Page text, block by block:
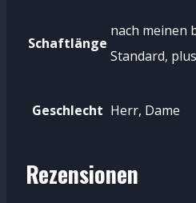
Schaftlänge
nach meinen
Standard,
Geschlecht Herr, Dame
Rezensionen